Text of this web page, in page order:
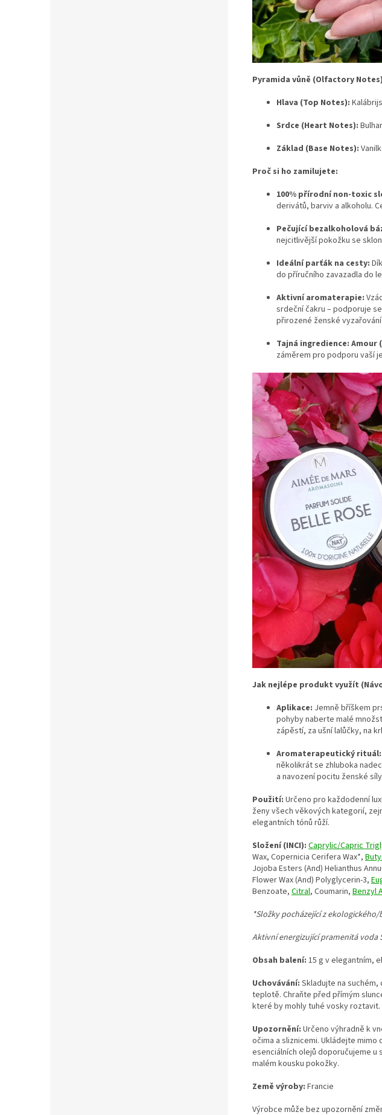
Pyramida vůně (Olfactory
Hlava (Top Notes):
Srdce (Heart Notes):
Základ (Base Notes):
Proč si ho zamilujete:
100% přírodní non-toxic
derivátů, barviv a alkoholu.
Pečující bezalkoholová
nejcitlivější pokožku se
Ideální parťák na cesty:
do příručního zavazadla do
Aktivní aromaterapie:
srdeční čakru – podporuje
přirozené ženské vyzařování.
Tajná ingredience: Amour
záměrem pro podporu vaší
Jak nejlépe produkt využít
Aplikace: Jemně bříškem
pohyby naberte malé
zápěstí, za ušní lalůčky, na
Aromaterapeutický rituál:
několikrát se zhluboka
a navození pocitu ženské
Použití: Určeno pro každodenní
ženy všech věkových kategorií,
elegantních tónů růží.
Složení (INCI): Caprylic/Capric
Wax, Copernicia Cerifera Wax*,
Jojoba Esters (And) Helianthus
Flower Wax (And) Polyglycerin-3,
Benzoate, Citral, Coumarin, Benzyl
*Složky pocházející z
Aktivní energizující pramenitá voda
Obsah balení: 15 g v elegantním,
Uchovávání: Skladujte na
teplotě. Chraňte před přímým
které by mohly tuhé vosky roztavit.
Upozornění: Určeno výhradně k
očima a sliznicemi. Ukládejte
esenciálních olejů doporučujeme
malém kousku pokožky.
Země výroby: Francie
Výrobce může bez upozornění